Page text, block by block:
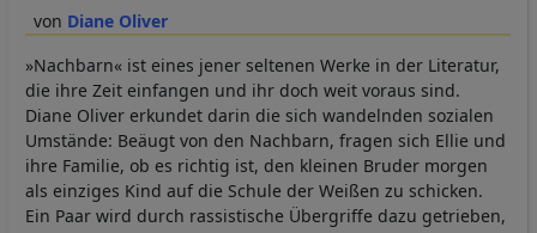
Diane Oliver
»Nachbarn« ist eines jener seltenen Werke in der Literatur,
die ihre Zeit einfangen und ihr doch weit voraus sind.
Diane Oliver erkundet darin die sich wandelnden sozialen
Umstände: Beäugt von den Nachbarn, fragen sich Ellie und
ihre Familie, ob es richtig ist, den kleinen Bruder morgen
als einziges Kind auf die Schule der Weißen zu schicken.
Ein Paar wird durch rassistische Übergriffe dazu getrieben,